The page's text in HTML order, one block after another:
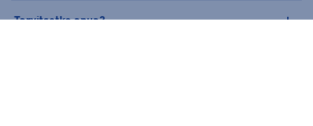
Tarvitsetko apua?